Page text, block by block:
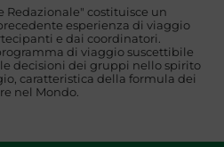
Redazionale" costituisce un
esperienza di viaggio
e dai coordinatori.
di viaggio suscettibile
decisioni dei gruppi nello spirito
caratteristica della formula dei
nel Mondo.